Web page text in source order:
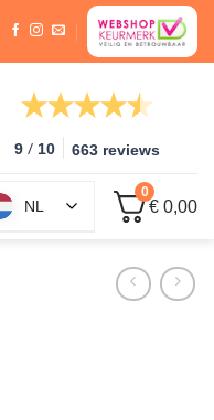
9 / 10 663 reviews
NL
0
€ 0,00